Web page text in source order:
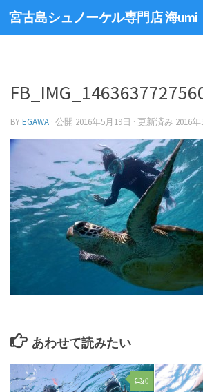
宮古島シュノーケル専門店 海umi
BYEGAWA · 公開 2016年5月19日 · 更新済み 2016
あわせて読みたい
0